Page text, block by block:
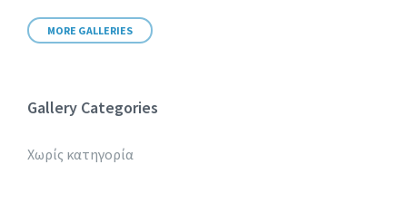
MORE GALLERIES
Gallery Categories
Χωρίς κατηγορία